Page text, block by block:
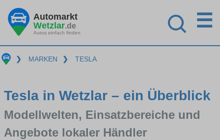
Automarkt
Wetzlar.de
Autos einfach finden
☰
❯ MARKEN ❯ TESLA
Tesla in Wetzlar – ein Überblick
Modellwelten, Einsatzbereiche und
Angebote lokaler Händler